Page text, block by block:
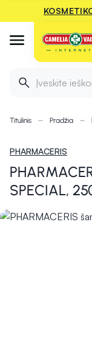
Įveskite
Titulinis Pradžia
PHARMACERIS
SPECIAL,